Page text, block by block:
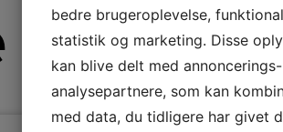
fra
bedre brugeroplevelse,
statistik og marketing. Disse
kan blive delt med
analysepartnere, som kan
med data, du tidligere har givet